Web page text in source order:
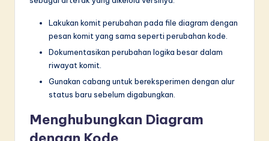
Lakukan komit perubahan pada file diagram dengan
pesan komit yang sama seperti perubahan kode.
Dokumentasikan perubahan logika besar dalam
riwayat komit.
Gunakan cabang untuk bereksperimen dengan alur
status baru sebelum digabungkan.
Menghubungkan Diagram